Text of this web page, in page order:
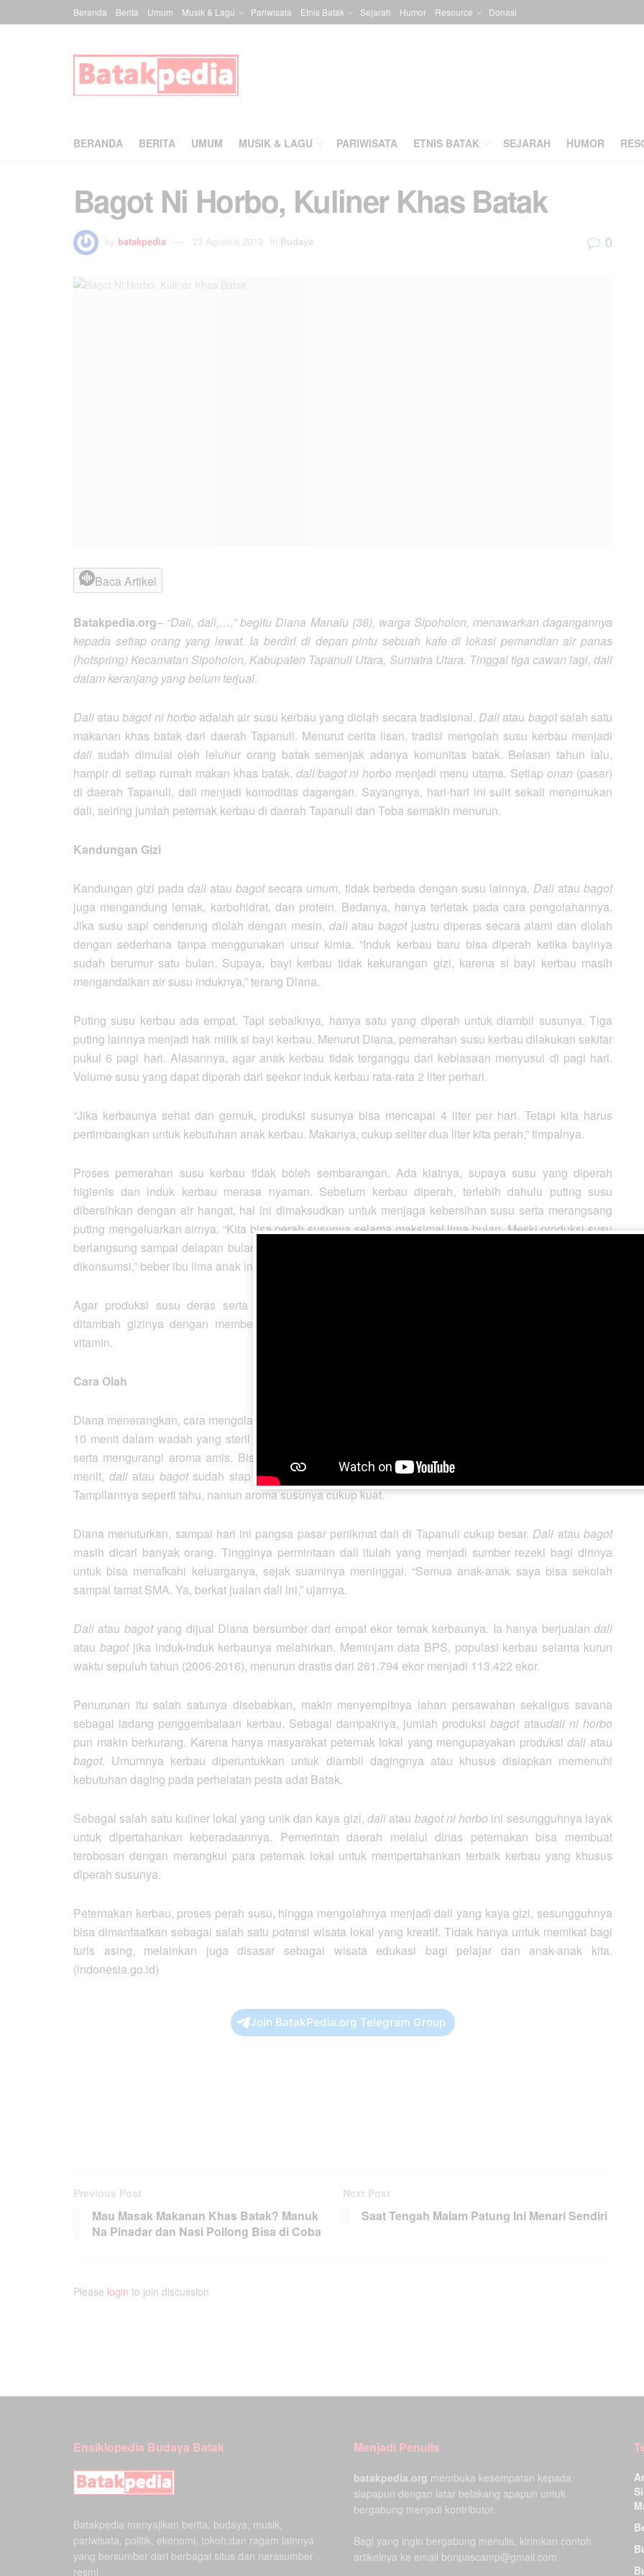
Beranda Berita Umum Musik & Lagu Pariwisata Etnis Batak Sejarah Humor Resource Donasi
BERANDA BERITA UMUM MUSIK & LAGU PARIWISATA ETNIS BATAK SEJARAH HUMOR
Bagot Ni Horbo, Kuliner Khas Batak
by batakpedia 23 Agustus 2019 in Budaya 0
Baca Artikel
Batakpedia.org– “Dali, dali,…,” begitu Diana Manalu (38), warga Sipoholon, menawarkan dagangannya
kepada setiap orang yang lewat. Ia berdiri di depan pintu sebuah kafe di lokasi pemandian air panas
(hotspring) Kecamatan Sipoholon, Kabupaten Tapanuli Utara, Sumatra Utara. Tinggal tiga cawan lagi, dali
dalam keranjang yang belum terjual.
Dali ataubagot ni horbo adalah air susu kerbau yang diolah secara tradisional. Dali atau bagotsalah satu
makanan khas batak dari daerah Tapanuli. Menurut cerita lisan, tradisi mengolah susu kerbau menjadi
dali sudah dimulai oleh leluhur orang batak semenjak adanya komunitas batak. Belasan tahun lalu,
hampir di setiap rumah makan khas batak, dali/bagot ni horbo menjadi menu utama. Setiaponan (pasar)
di daerah Tapanuli, dali menjadi komoditas dagangan. Sayangnya, hari-hari ini sulit sekali menemukan
dali, seiring jumlah peternak kerbau di daerah Tapanuli dan Toba semakin menurun.
Kandungan Gizi
Kandungan gizi padadali ataubagotsecara umum, tidak berbeda dengan susu lainnya. Dali ataubagot
juga mengandung lemak, karbohidrat, dan protein. Bedanya, hanya terletak pada cara pengolahannya.
Jika susu sapi cenderung diolah dengan mesin, dali ataubagot justru diperas secara alami dan diolah
dengan sederhana tanpa menggunakan unsur kimia. “Induk kerbau baru bisa diperah ketika bayinya
sudah berumur satu bulan. Supaya, bayi kerbau tidak kekurangan gizi, karena si bayi kerbau masih
mengandalkan air susu induknya,” terang Diana.
Puting susu kerbau ada empat. Tapi sebaiknya, hanya satu yang diperah untuk diambil susunya. Tiga
puting lainnya menjadi hak milik si bayi kerbau. Menurut Diana, pemerahan susu kerbau dilakukan sekitar
pukul 6 pagi hari. Alasannya, agar anak kerbau tidak terganggu dari kebiasaan menyusui di pagi hari.
Volume susu yang dapat diperah dari seekor induk kerbau rata-rata 2 liter perhari.
“Jika kerbaunya sehat dan gemuk, produksi susunya bisa mencapai 4 liter per hari. Tetapi kita harus
pertimbangkan untuk kebutuhan anak kerbau. Makanya, cukup seliter dua liter kita perah,” timpalnya.
Proses pemerahan susu kerbau tidak boleh sembarangan. Ada kiatnya, supaya susu yang diperah
higienis dan induk kerbau merasa nyaman. Sebelum kerbau diperah, terlebih dahulu puting susu
dibersihkan dengan air hangat, hal ini dimaksudkan untuk menjaga kebersihan susu serta merangsang
puting mengeluarkan airnya. “Kita bisa perah susunya selama maksimal lima bulan. Meski produksi susu
berlangsung sampai delapan bulan, tetapi memasuki bulan keenam, kualitas susu tidak lagi layak untuk
dikonsumsi,” beber ibu lima anak ini yang mengaku sudah sedekade berjualan
Agar produksi susu deras serta kualitasnya terjaga, menurut Diana, induk kerbau perlu diberikan
ditambah gizinya dengan memberinya makan ubi jalar, bekatul campur garam, dan beberapa jenis
vitamin.
Cara Olah
Diana menerangkan, cara mengolah
10 menit dalam wadah yang steril dengan menambahkan air nenas untuk membantu pengentalan susu
serta mengurangi aroma amis. Bisa juga dicampur dengan air perasan daun pepaya. Setelah sepuluh
menit, daliatau bagotsudah siap untuk disajikan dan langsung bisa disantap. Rasanya sedap sekali.
Tampilannya seperti tahu, namun aroma susunya cukup kuat.
Diana menuturkan, sampai hari ini pangsa pasar penikmat dali di Tapanuli cukup besar. Dali ataubagot
masih dicari banyak orang. Tingginya permintaan dali itulah yang menjadi sumber rezeki bagi dirinya
untuk bisa menafkahi keluarganya, sejak suaminya meninggal. “Semua anak-anak saya bisa sekolah
sampai tamat SMA. Ya, berkat jualan dali ini,” ujarnya.
Dali atau bagotyang dijual Diana bersumber dari empat ekor ternak kerbaunya. Ia hanya berjualandali
atau bagotjika induk-induk kerbaunya melahirkan. Meminjam data BPS, populasi kerbau selama kurun
waktu sepuluh tahun (2006-2016), menurun drastis dari 261.794 ekor menjadi 113.422 ekor.
Penurunan itu salah satunya disebabkan, makin menyempitnya lahan persawahan sekaligus savana
sebagai ladang penggembalaan kerbau. Sebagai dampaknya, jumlah produksibagot ataudali ni horbo
pun makin berkurang. Karena hanya masyarakat peternak lokal yang mengupayakan produksidali atau
bagot. Umumnya kerbau diperuntukkan untuk diambil dagingnya atau khusus disiapkan memenuhi
kebutuhan daging pada perhelatan pesta adat Batak.
Sebagai salah satu kuliner lokal yang unik dan kaya gizi, dali atau bagot ni horbo ini sesungguhnya layak
untuk dipertahankan keberadaannya. Pemerintah daerah melalui dinas peternakan bisa membuat
terobosan dengan merangkul para peternak lokal untuk mempertahankan terbaik kerbau yang khusus
diperah susunya.
Peternakan kerbau, proses perah susu, hingga mengolahnya menjadi dali yang kaya gizi, sesungguhnya
bisa dimanfaatkan sebagai salah satu potensi wisata lokal yang kreatif. Tidak hanya untuk memikat bagi
turis asing, melainkan juga disasar sebagai wisata edukasi bagi pelajar dan anak-anak kita.
(indonesia.go.id)
Join BatakPedia.org Telegram Group
Previous Post
Mau Masak Makanan Khas Batak? Manuk
Na Pinadar dan Nasi Pollong Bisa di Coba
Next Post
Saat Tengah Malam Patung Ini Menari Sendiri
Please login to join discussion
Ensiklopedia Budaya Batak
Batakpedia menyajikan berita, budaya, musik,
pariwisata, politik, ekonomi, tokoh,dan ragam lainnya
yang bersumber dari berbagai situs dan narasumber
resmi
Menjadi Penulis
batakpedia.org membuka kesempatan kepada
siapapun dengan latar belakang apapun untuk
bergabung menjadi kontributor.
Bagi yang ingin bergabung menulis, kirimkan contoh
artikelnya ke email bonpascamp@gmail.com